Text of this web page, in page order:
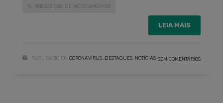
PRESCRIÇÃO DE MEDICAMENTOS
LEIA MAIS
PUBLICADO EM CORONAVÍRUS DESTAQUES NOTÍCIAS SEM COMENTÁRIOS